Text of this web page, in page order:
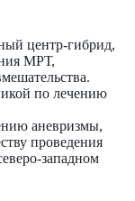
центр-гибрид,
МРТ,
по лечению
аневризмы,
проведения
западном